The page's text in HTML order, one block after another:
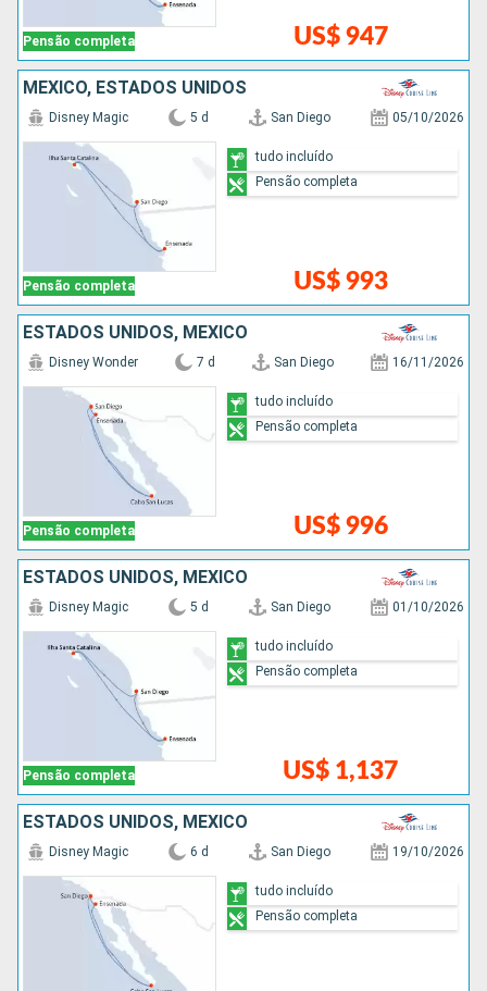
Pensão completa US$ 947
MÉXICO, ESTADOS UNIDOS
Pensão completa
Disney Magic 5 d San Diego 05/10/2026
US$ 993
tudo incluído
Pensão completa
ESTADOS UNIDOS, MÉXICO
Pensão completa
Disney Wonder 7 d San Diego 16/11/2026
US$ 996
tudo incluído
Pensão completa
ESTADOS UNIDOS, MÉXICO
Pensão completa
Disney Magic 5 d San Diego 01/10/2026
US$ 1,137
tudo incluído
Pensão completa
ESTADOS UNIDOS, MÉXICO
Disney Magic 6 d San Diego 19/10/2026
tudo incluído
Pensão completa